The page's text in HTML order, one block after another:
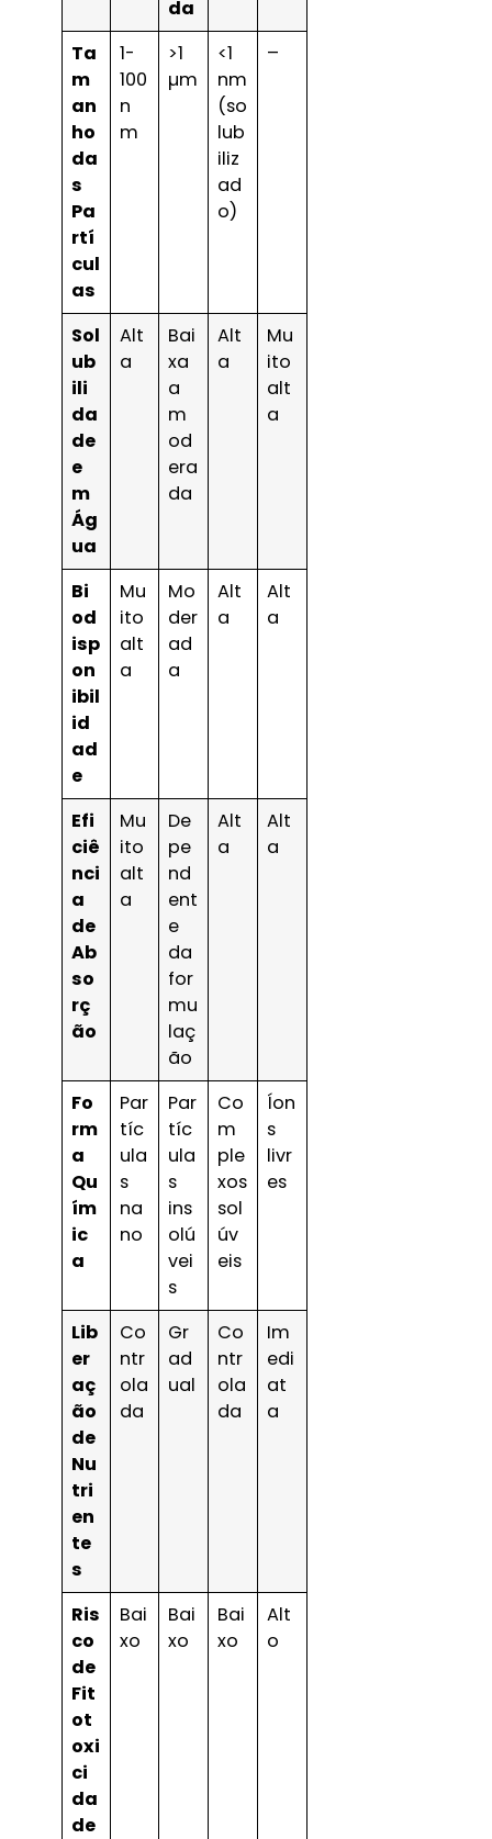
da
Ta
m
an
ho
da
s
Pa
rtí
cul
as
1-
100
n
m
>1
µm
<1
nm
(so
lub
iliz
ad
o)
–
Sol
ub
ili
da
de
e
m
Ág
ua
Alt
a
Bai
xa
a
m
od
era
da
Alt
a
Mu
ito
alt
a
Bi
od
isp
on
ibil
id
ad
e
Mu
ito
alt
a
Mo
der
ad
a
Alt
a
Alt
a
Efi
ciê
nci
a
de
Ab
so
rç
ão
Mu
ito
alt
a
De
pe
nd
ent
e
da
for
mu
laç
ão
Alt
a
Alt
a
Fo
rm
a
Qu
ím
ic
a
Par
tíc
ula
s
na
no
Par
tíc
ula
s
ins
olú
vei
s
Co
m
ple
xos
sol
úv
eis
Íon
s
livr
es
Lib
er
aç
ão
de
Nu
tri
en
te
s
Co
ntr
ola
da
Gr
ad
ual
Co
ntr
ola
da
Im
edi
at
a
Ris
co
de
Fit
ot
oxi
ci
da
de
Bai
xo
Bai
xo
Bai
xo
Alt
o